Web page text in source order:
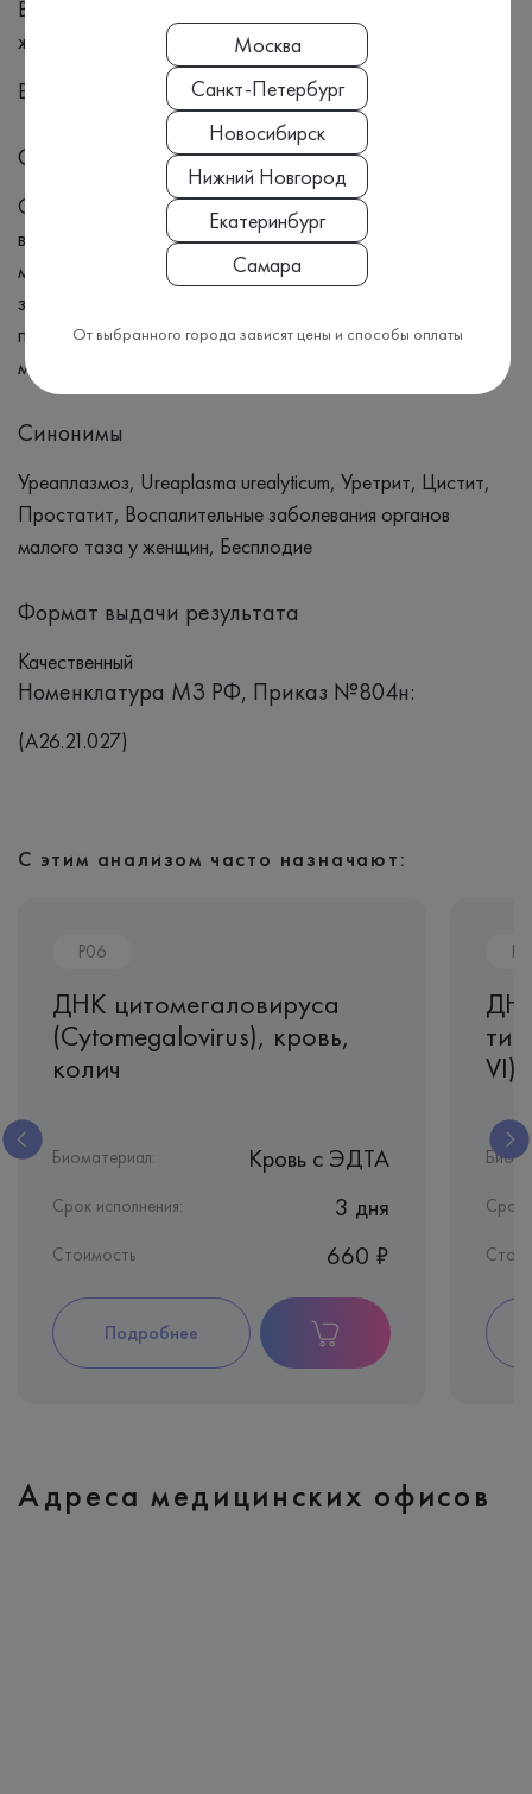
Воспалительные заболевания органов малого таза у
женщин
Бесплодие
Симптомы
Симптомы: Жжение и боль при мочеиспускании,
выделения из уретры Частое и болезненное
мочеиспускание, боли внизу живота Боли в области таза,
затрудненное мочеиспускание, дискомфорт в
промежности Выделения из влагалища, болезненные
менструации Бесплодие Осложнения при беременности
Синонимы
Уреаплазмоз, Ureaplasma urealyticum, Уретрит, Цистит,
Простатит, Воспалительные заболевания органов
малого таза у женщин, Бесплодие
Формат выдачи результата
Качественный
Номенклатура МЗ РФ, Приказ №804н:
(A26.21.027)
С этим анализом часто назначают:
P06
ДНК цитомегаловируса
(Cytomegalovirus), кровь,
колич
Биоматериал: Кровь c ЭДТА
Срок исполнения: 3 дня
Стоимость 660 ₽
Подробнее
Срок
Адреса медицинских офисов
Москва
Санкт-Петербург
Новосибирск
Нижний Новгород
Екатеринбург
Самара
От выбранного города зависят цены и способы оплаты